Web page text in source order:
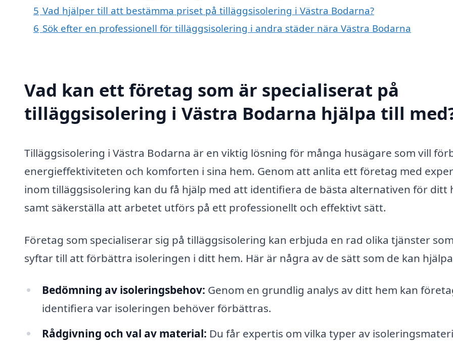
5 Vad hjälper till att bestämma priset på tilläggsisolering i Västra Bodarna?
6 Sök efter en professionell för tilläggsisolering i andra städer nära Västra Bodarna
Vad kan ett företag som är specialiserat på
tilläggsisolering i Västra Bodarna hjälpa till
Tilläggsisolering i Västra Bodarna är en viktig lösning för många husägare som vill
energieffektiviteten och komforten i sina hem. Genom att anlita ett företag med
inom tilläggsisolering kan du få hjälp med att identifiera de bästa alternativen för ditt
samt säkerställa att arbetet utförs på ett professionellt och effektivt sätt.
Företag som specialiserar sig på tilläggsisolering kan erbjuda en rad olika tjänster
syftar till att förbättra isoleringen i ditt hem. Här är några av de sätt som de kan
Bedömning av isoleringsbehov: Genom en grundlig analys av ditt hem kan
identifiera var isoleringen behöver förbättras.
Rådgivning och val av material: Du får expertis om vilka typer av